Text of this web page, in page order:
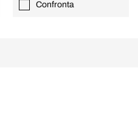
Confronta